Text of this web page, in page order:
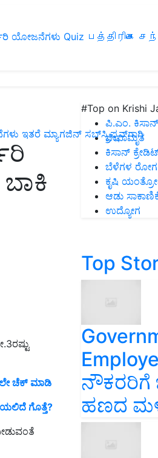
ಯೋಜನೆಗಳು Quiz பத்திரிகை
ಇತರೆ ಮ್ಯಾಗಜಿನ್‌ ಸಬ್‌ಸ್ಕ್ರಿಪ್ಷನ್‌ಗಾಗಿ
ಚೆಕ್‌ ಮಾಡಿ
ಗೊತ್ತೆ?
#Top on Krishi
ಪಿ.ಎಂ. ಕಿಸಾನ್
ಜೀವಾಮೃತ
ಕಿಸಾನ್
ಬೆಳೆಗಳ ರೋಗ
ಕೃಷಿ
ಆಡು
ಉದ್ಯೋಗ
Top
ನೌಕರರಿಗೆ
ಹಣದ